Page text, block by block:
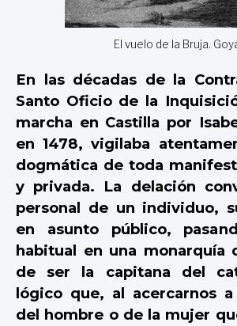
El vuelo de la Bruja.
En las décadas de la
Santo Oficio de la
marcha en Castilla por
en 1478, vigilaba
dogmática de toda
y privada. La delación
personal de un individuo,
en asunto público,
habitual en una monarquía
de ser la capitana del
lógico que, al acercarnos
del hombre o de la mujer